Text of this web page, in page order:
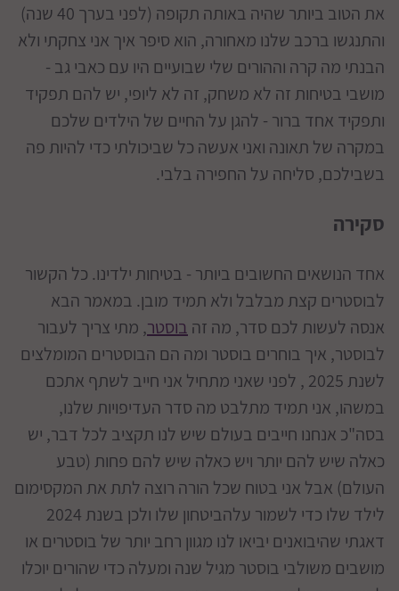
את הטוב ביותר שהיה באותה תקופה (לפני בערך 40 שנה)
והתנגשו ברכב שלנו מאחורה, הוא סיפר איך אני צחקתי ולא
הבנתי מה קרה וההורים שלי שבועיים היו עם כאבי גב -
מושבי בטיחות זה לא משחק, זה לא ליופי, יש להם תפקיד
ותפקיד אחד ברור - להגן על החיים של הילדים שלכם
במקרה של תאונה ואני אעשה כל שביכולתי כדי להיות פה
בשבילכם, סליחה על החפירה בלבי.
סקירה
אחד הנושאים החשובים ביותר - בטיחות ילדינו. כל הקשור
לבוסטרים קצת מבלבל ולא תמיד מובן. במאמר הבא
אנסה לעשות לכם סדר, מה זה בוסטר, מתי צריך לעבור
לבוסטר, איך בוחרים בוסטר ומה הם הבוסטרים המומלצים
לשנת 2025 , לפני שאני מתחיל אני חייב לשתף אתכם
במשהו, אני תמיד מתלבט מה סדר העדיפויות שלנו,
בסה"כ אנחנו חייבים בעולם שיש לנו תקציב לכל דבר, יש
כאלה שיש להם יותר ויש כאלה שיש להם פחות (טבע
העולם) אבל אני בטוח שכל הורה רוצה לתת את המקסימום
לילד שלו כדי לשמור עלהביטחון שלו ולכן בשנת 2024
דאגתי שהיבואנים יביאו לנו מגוון רחב יותר של בוסטרים או
מושבים משולבי בוסטר מגיל שנה ומעלה כדי שהורים יוכלו